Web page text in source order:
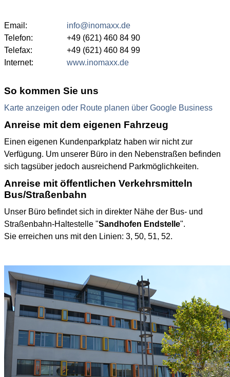
Email:
info@inomaxx.de
Telefon:
Telefax:
+49 (621) 460 84 90
+49 (621) 460 84 99
Internet:
www.inomaxx.de
So kommen Sie uns
Karte anzeigen oder Route planen über Google Business
Anreise mit dem eigenen Fahrzeug
Einen eigenen Kundenparkplatz haben wir nicht zur
Verfügung. Um unserer Büro in den Nebenstraßen befinden
sich tagsüber jedoch ausreichend Parkmöglichkeiten.
Anreise mit öffentlichen Verkehrsmitteln
Bus/Straßenbahn
Unser Büro befindet sich in direkter Nähe der Bus- und
Straßenbahn-Haltestelle "Sandhofen Endstelle".
Sie erreichen uns mit den Linien: 3, 50, 51, 52.